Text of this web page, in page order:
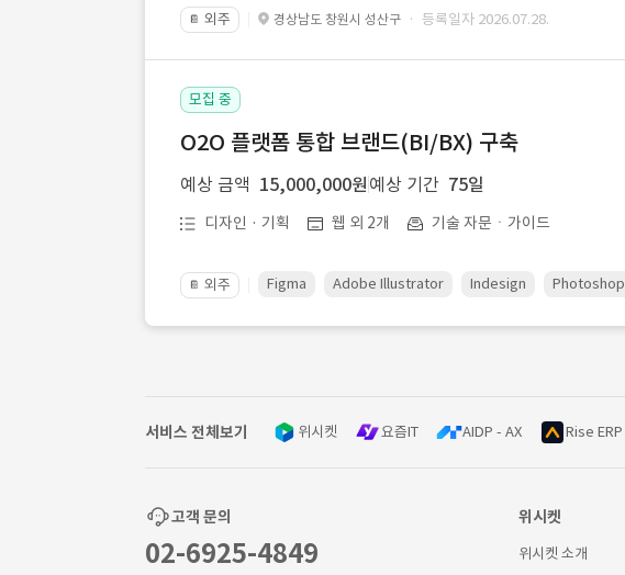
📔 외주 경상남도 창원시 성산구 · 등록일자 2026.07.28.
모집 중
O2O 플랫폼 통합 브랜드(BI/BX) 구축
예상 금액 15,000,000원 예상 기간 75일
디자인 · 기획 웹 외 2개 기술 자문ㆍ가이드
📔 외주 Figma Adobe Illustrator Indesign Photoshop
서비스 전체보기 위시켓 요즘IT AIDP - AX Rise ERP
고객 문의
02-6925-4849
위시켓
위시켓 소개